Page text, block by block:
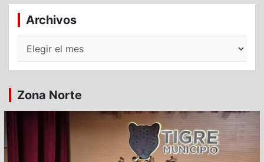
Archivos
Archivos
Zona Norte